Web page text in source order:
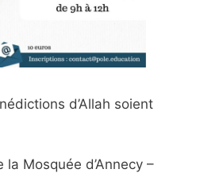
d’Allah soient
Mosquée d’Annecy –